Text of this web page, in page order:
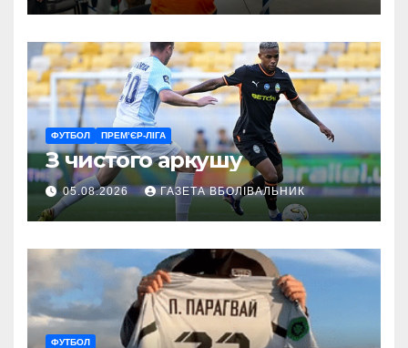
ветеранам
ФУТБОЛ ПРЕМ’ЄР-ЛІГА
З чистого аркушу
05.08.2026 ГАЗЕТА ВБОЛІВАЛЬНИК
ФУТБОЛ